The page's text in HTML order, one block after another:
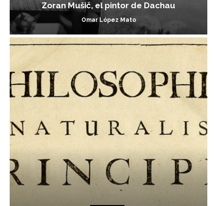
Zoran Mušič, el pintor de Dachau
Omar López Mato